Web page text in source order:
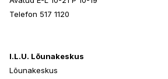
Telefon 517 1120
I.L.U. Lõunakeskus
Lõunakeskus